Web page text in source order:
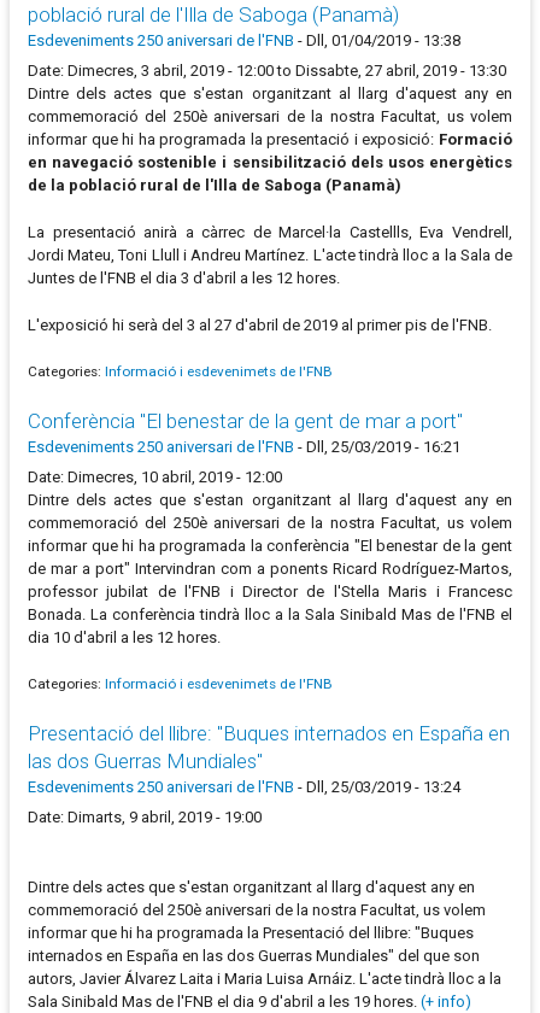
població rural de l'Illa de Saboga (Panamà)
Esdeveniments 250 aniversari de l'FNB - Dll, 01/04/2019 - 13:38
Date: Dimecres, 3 abril, 2019 - 12:00 to Dissabte, 27 abril, 2019 - 13:30
Dintre dels actes que s'estan organitzant al llarg d'aquest any en
commemoració del 250è aniversari de la nostra Facultat, us volem
informar que hi ha programada la presentació i exposició: Formació
en navegació sostenible i sensibilització dels usos energètics
de la població rural de l'Illa de Saboga (Panamà)
La presentació anirà a càrrec de Marcel·la Castellls, Eva Vendrell,
Jordi Mateu, Toni Llull i Andreu Martínez. L'acte tindrà lloc a la Sala de
Juntes de l'FNB el dia 3 d'abril a les 12 hores.
L'exposició hi serà del 3 al 27 d'abril de 2019 al primer pis de l'FNB.
Categories: Informació i esdevenimets de l'FNB
Conferència "El benestar de la gent de mar a port"
Esdeveniments 250 aniversari de l'FNB - Dll, 25/03/2019 - 16:21
Date: Dimecres, 10 abril, 2019 - 12:00
Dintre dels actes que s'estan organitzant al llarg d'aquest any en
commemoració del 250è aniversari de la nostra Facultat, us volem
informar que hi ha programada la conferència "El benestar de la gent
de mar a port" Intervindran com a ponents Ricard Rodríguez-Martos,
professor jubilat de l'FNB i Director de l'Stella Maris i Francesc
Bonada. La conferència tindrà lloc a la Sala Sinibald Mas de l'FNB el
dia 10 d'abril a les 12 hores.
Categories: Informació i esdevenimets de l'FNB
Presentació del llibre: "Buques internados en España en
las dos Guerras Mundiales"
Esdeveniments 250 aniversari de l'FNB - Dll, 25/03/2019 - 13:24
Date: Dimarts, 9 abril, 2019 - 19:00
Dintre dels actes que s'estan organitzant al llarg d'aquest any en
commemoració del 250è aniversari de la nostra Facultat, us volem
informar que hi ha programada la Presentació del llibre: "Buques
internados en España en las dos Guerras Mundiales" del que son
autors, Javier Álvarez Laita i Maria Luisa Arnáiz. L'acte tindrà lloc a la
Sala Sinibald Mas de l'FNB el dia 9 d'abril a les 19 hores. (+ info)